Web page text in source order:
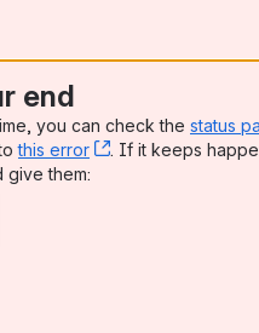
end
you can check the status
this error , (opens new
. If it keeps
new window)
give them: